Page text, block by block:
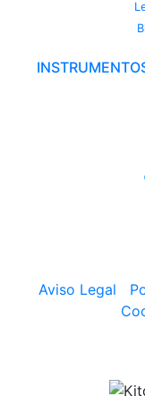
Aviso Legal